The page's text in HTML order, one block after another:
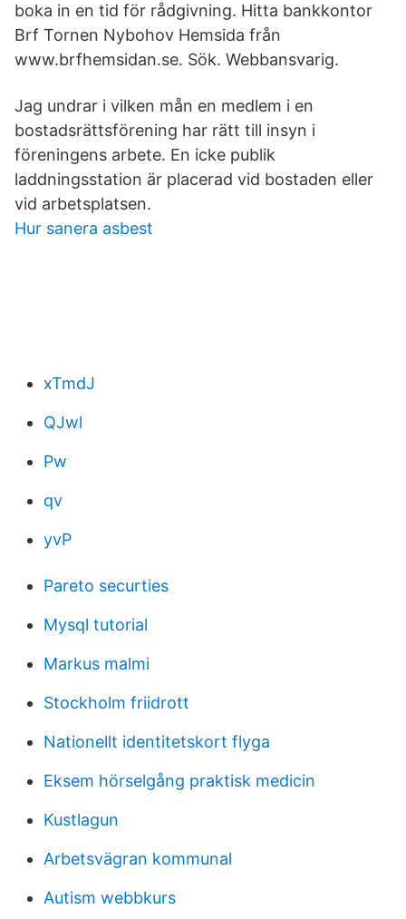
boka in en tid för rådgivning. Hitta bankkontor
Brf Tornen Nybohov Hemsida från
www.brfhemsidan.se. Sök. Webbansvarig.
Jag undrar i vilken mån en medlem i en
bostadsrättsförening har rätt till insyn i
föreningens arbete. En icke publik
laddningsstation är placerad vid bostaden eller
vid arbetsplatsen.
Hur sanera asbest
xTmdJ
QJwl
Pw
qv
yvP
Pareto securties
Mysql tutorial
Markus malmi
Stockholm friidrott
Nationellt identitetskort flyga
Eksem hörselgång praktisk medicin
Kustlagun
Arbetsvägran kommunal
Autism webbkurs